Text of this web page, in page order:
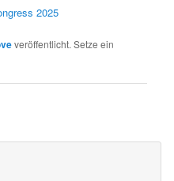
2025
veröffentlicht. Setze ein